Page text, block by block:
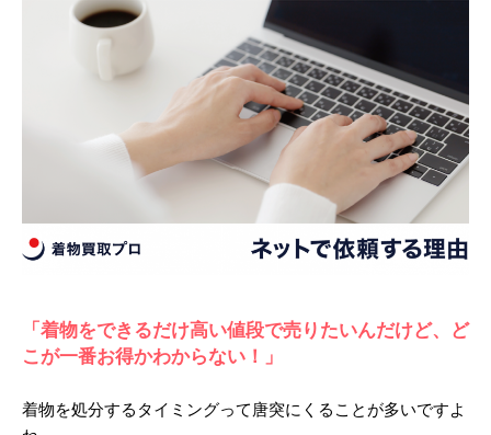
i
n
a
l
「着物をできるだけ高い値段で売りたいんだけど、ど
こが一番お得かわからない！」
着物を処分するタイミングって唐突にくることが多いですよ